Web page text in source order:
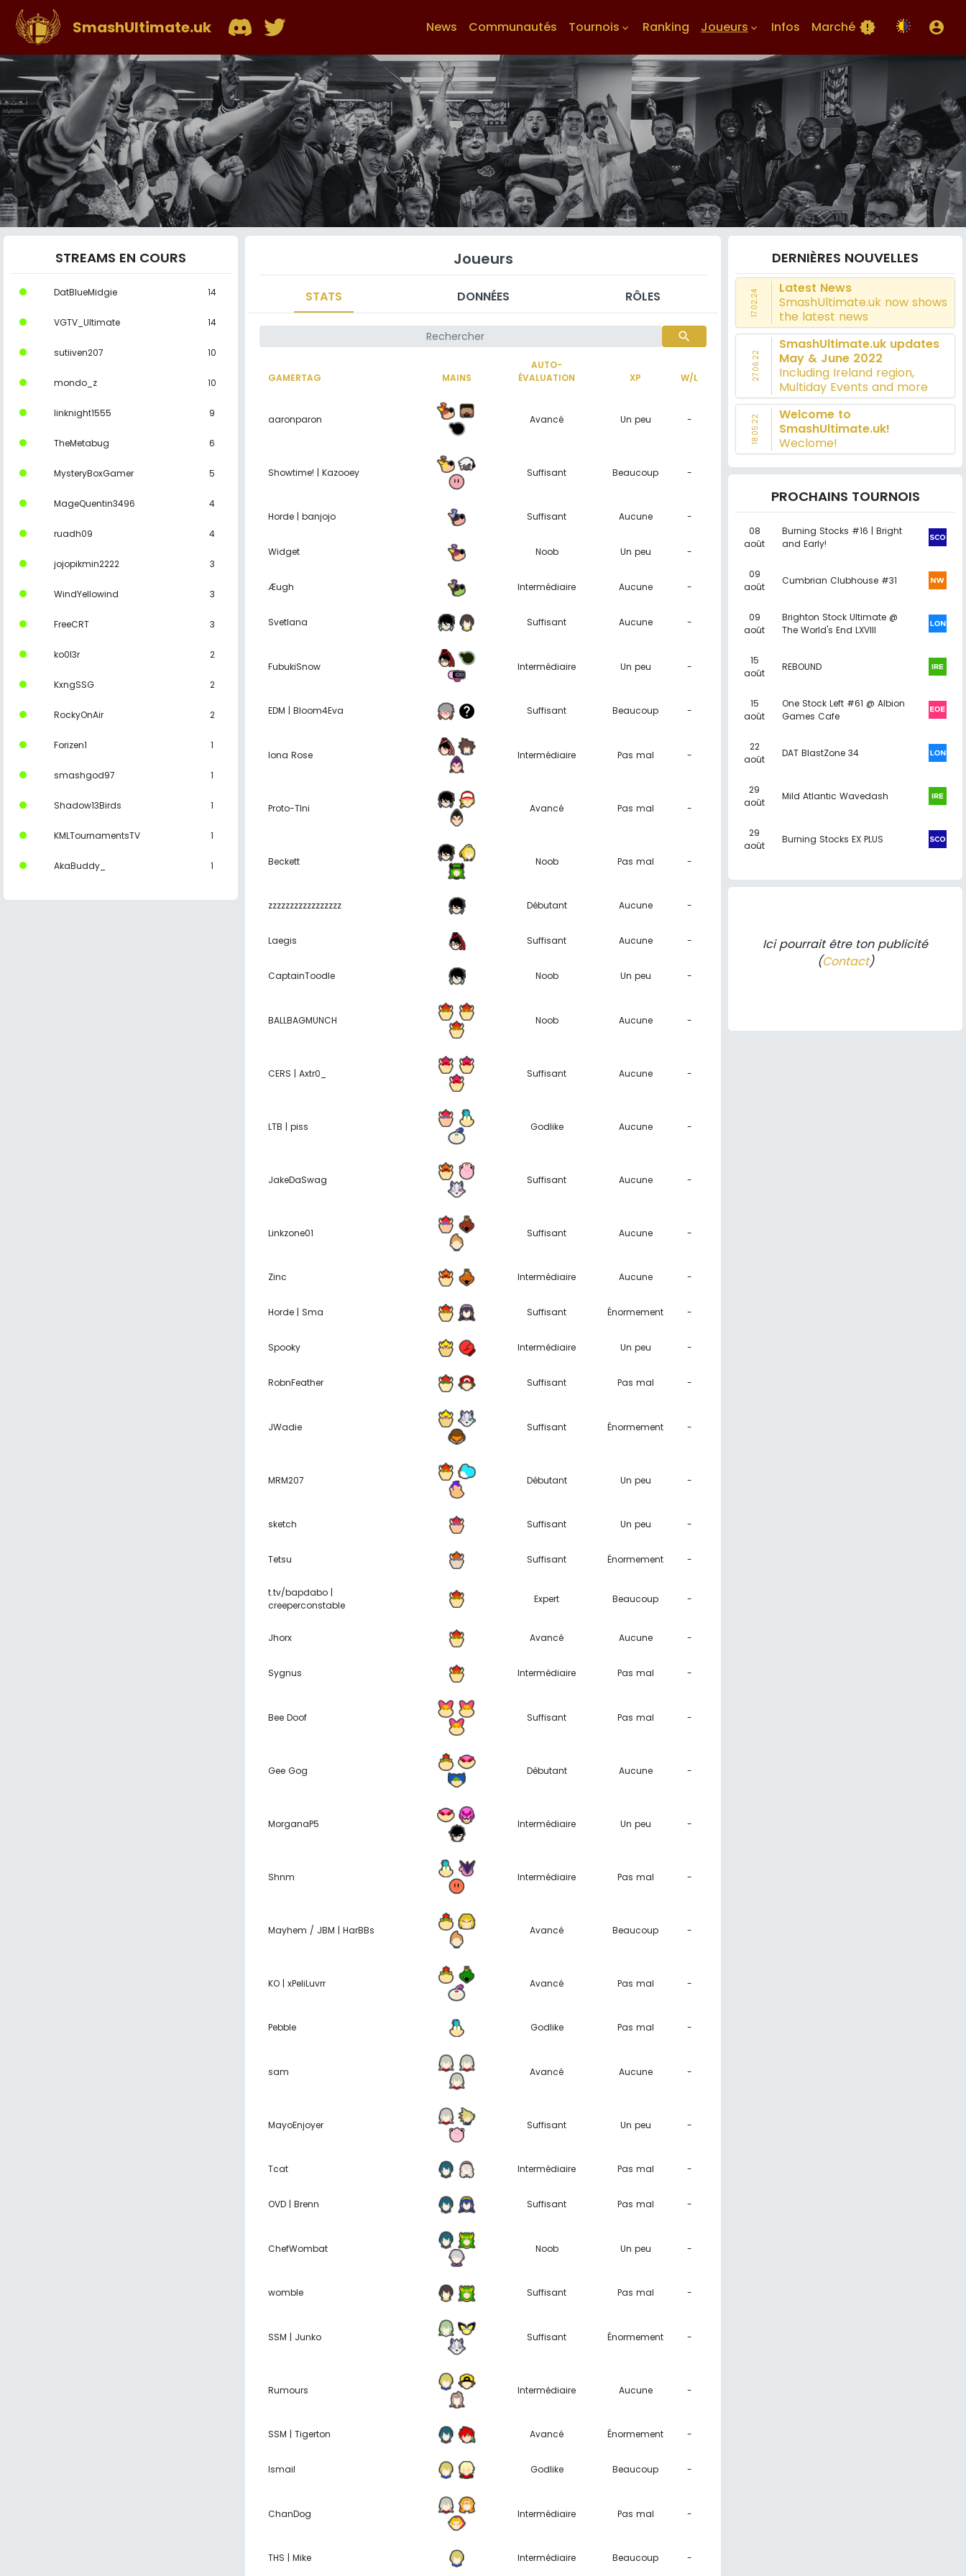
SmashUltimate.uk News Communautés Tournois keyboard_arrow_down Ranking Joueurs keyboard_arrow_down Infos Marché new_releases account_circle
STREAMS EN COURS
DatBlueMidgie 14
VGTV_Ultimate 14
sutiiven207 10
mondo_z 10
linknight1555 9
TheMetabug 6
MysteryBoxGamer 5
MageQuentin3496 4
ruadh09 4
jojopikmin2222 3
WindYellowind 3
FreeCRT 3
ko0l3r 2
KxngSSG 2
RockyOnAir 2
Forizen1 1
smashgod97 1
Shadow13Birds 1
KMLTournamentsTV 1
AkaBuddy_ 1
Joueurs
STATS DONNÉES RÔLES
search
GAMERTAG MAINS
AUTO-
ÉVALUATION
XP W/L
aaronparon Avancé Un peu -
Showtime! | Kazooey Suffisant Beaucoup -
Horde | banjojo Suffisant Aucune -
Widget Noob Un peu -
Æugh Intermédiaire Aucune -
Svetlana Suffisant Aucune -
FubukiSnow Intermédiaire Un peu -
EDM | Bloom4Eva Suffisant Beaucoup -
Iona Rose Intermédiaire Pas mal -
Proto-TIni Avancé Pas mal -
Beckett Noob Pas mal -
zzzzzzzzzzzzzzzzz Débutant Aucune -
Laegis Suffisant Aucune -
CaptainToodle Noob Un peu -
BALLBAGMUNCH Noob Aucune -
CERS | Axtr0_ Suffisant Aucune -
LTB | piss Godlike Aucune -
JakeDaSwag Suffisant Aucune -
Linkzone01 Suffisant Aucune -
Zinc Intermédiaire Aucune -
Horde | Sma Suffisant Énormement -
Spooky Intermédiaire Un peu -
RobnFeather Suffisant Pas mal -
JWadie Suffisant Énormement -
MRM207 Débutant Un peu -
sketch Suffisant Un peu -
Tetsu Suffisant Énormement -
t.tv/bapdabo |
creeperconstable
Expert Beaucoup -
Jhorx Avancé Aucune -
Sygnus Intermédiaire Pas mal -
Bee Doof Suffisant Pas mal -
Gee Gog Débutant Aucune -
MorganaP5 Intermédiaire Un peu -
Shnm Intermédiaire Pas mal -
Mayhem / JBM | HarBBs Avancé Beaucoup -
KO | xPeliLuvrr Avancé Pas mal -
Pebble Godlike Pas mal -
sam Avancé Aucune -
MayoEnjoyer Suffisant Un peu -
Tcat Intermédiaire Pas mal -
OVD | Brenn Suffisant Pas mal -
ChefWombat Noob Un peu -
womble Suffisant Pas mal -
SSM | Junko Suffisant Énormement -
Rumours Intermédiaire Aucune -
SSM | Tigerton Avancé Énormement -
Ismail Godlike Beaucoup -
ChanDog Intermédiaire Pas mal -
THS | Mike Intermédiaire Beaucoup -
DERNIÈRES NOUVELLES
17.02.24
Latest News
SmashUltimate.uk now shows
the latest news
27.06.22
SmashUltimate.uk updates
May & June 2022
Including Ireland region,
Multiday Events and more
18.05.22
Welcome to
SmashUltimate.uk!
Weclome!
PROCHAINS TOURNOIS
08
août
Burning Stocks #16 | Bright
and Early!
09
août
Cumbrian Clubhouse #31
09
août
Brighton Stock Ultimate @
The World's End LXVIII
15
août
REBOUND
15
août
One Stock Left #61 @ Albion
Games Cafe
22
août
DAT BlastZone 34
29
août
Mild Atlantic Wavedash
29
août
Burning Stocks EX PLUS
Ici pourrait être ton publicité
(Contact)